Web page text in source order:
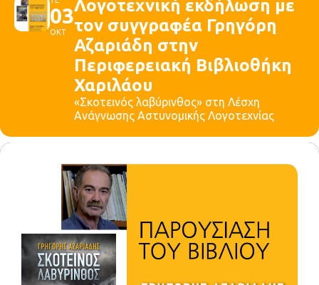
03
ΟΚΤ
Λογοτεχνική εκδήλωση με
τον συγγραφέα Γρηγόρη
Αζαριάδη στην
Περιφερειακή Βιβλιοθήκη
Χαριλάου
«Σκοτεινός λαβύρινθος» στη Λέσχη
Ανάγνωσης Αστυνομικής Λογοτεχνίας